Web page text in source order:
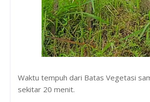
Waktu tempuh dari Batas Vegetasi
sekitar 20 menit.